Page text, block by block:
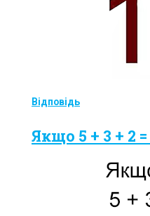
Відповідь
Якщо 5 + 3 + 2 =